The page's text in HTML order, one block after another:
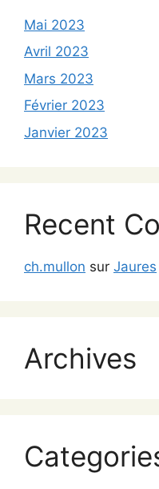
Mai 2023
Avril 2023
Mars 2023
Février 2023
Janvier 2023
Recent
ch.mullon sur Jaures
Archives